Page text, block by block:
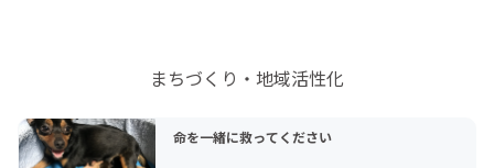
まちづくり・地域活性化
命を一緒に救ってください